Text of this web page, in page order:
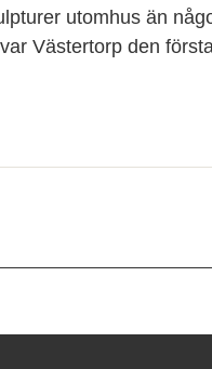
utomhus än
Västertorp den